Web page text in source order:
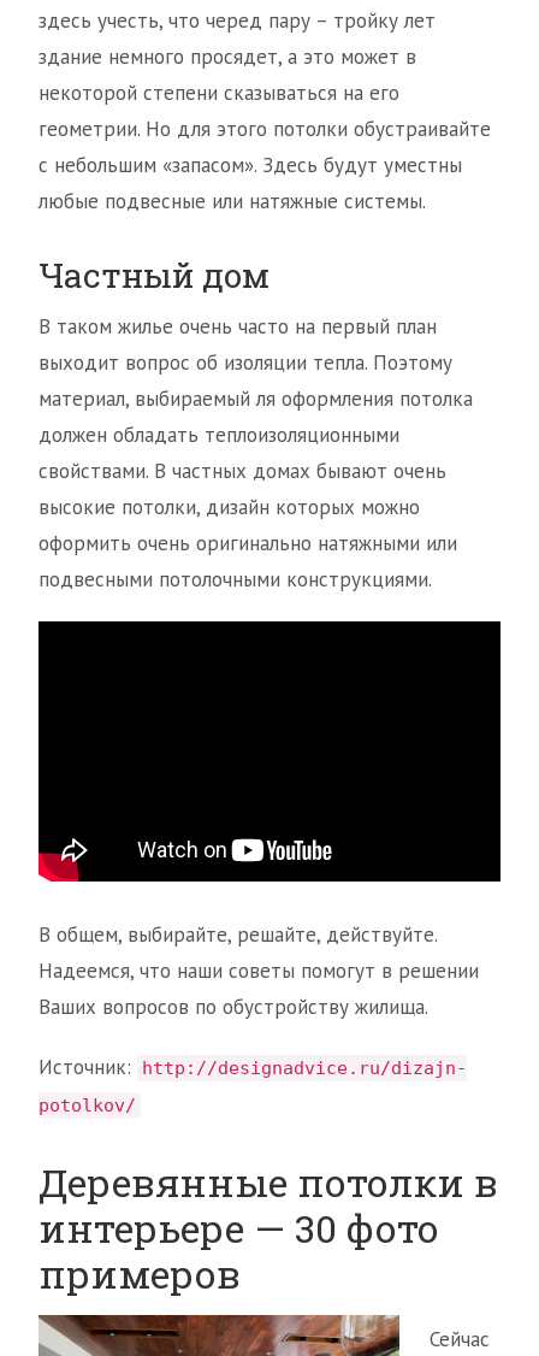
здесь учесть, что черед пару – тройку лет
здание немного просядет, а это может в
некоторой степени сказываться на его
геометрии. Но для этого потолки обустраивайте
с небольшим «запасом». Здесь будут уместны
любые подвесные или натяжные системы.
Частный дом
В таком жилье очень часто на первый план
выходит вопрос об изоляции тепла. Поэтому
материал, выбираемый ля оформления потолка
должен обладать теплоизоляционными
свойствами. В частных домах бывают очень
высокие потолки, дизайн которых можно
оформить очень оригинально натяжными или
подвесными потолочными конструкциями.
В общем, выбирайте, решайте, действуйте.
Надеемся, что наши советы помогут в решении
Ваших вопросов по обустройству жилища.
Источник:
http://designadvice.ru/dizajn-
potolkov/
Деревянные потолки в
интерьере — 30 фото
примеров
Сейчас